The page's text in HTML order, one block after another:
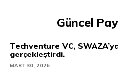
Güncel
Techventure VC,
gerçekleştirdi.
MART 30, 2026